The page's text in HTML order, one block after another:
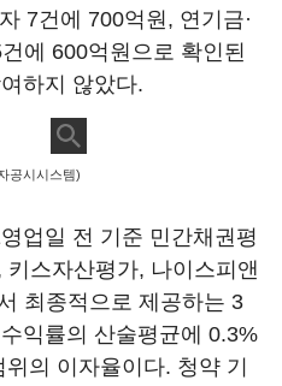
7건에 700억원, 연기금·
에 600억원으로 확인된
하지 않았다.
공시시스템)
업일 전 기준 민간채권평
스자산평가, 나이스피앤
최종적으로 제공하는 3
익률의 산술평균에 0.3%
의 이자율이다. 청약 기